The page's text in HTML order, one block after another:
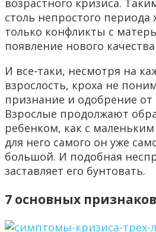
возрастного кризиса.
столь непростого периода
только конфликты с
появление нового
И все-таки, несмотря на
взрослость, кроха не
признание и одобрение от
Взрослые продолжают
ребенком, как с
для него самого он уже
большой. И подобная
заставляет его бунтовать.
7 основных